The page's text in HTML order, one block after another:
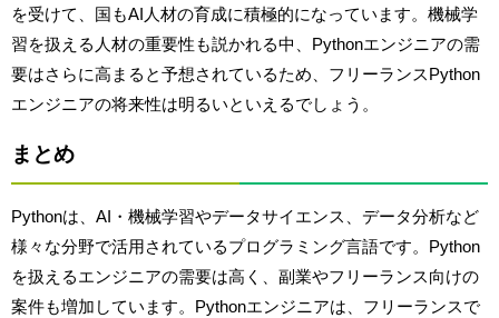
を受けて、国もAI人材の育成に積極的になっています。機械学
習を扱える人材の重要性も説かれる中、Pythonエンジニアの需
要はさらに高まると予想されているため、フリーランスPython
エンジニアの将来性は明るいといえるでしょう。
まとめ
Pythonは、AI・機械学習やデータサイエンス、データ分析など
様々な分野で活用されているプログラミング言語です。Python
を扱えるエンジニアの需要は高く、副業やフリーランス向けの
案件も増加しています。Pythonエンジニアは、フリーランスで